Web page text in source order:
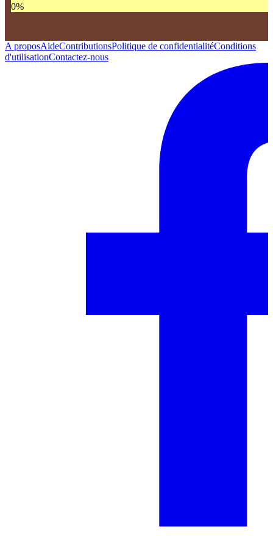
0%
A proposAideContributionsPolitique de confidentialitéConditions
d'utilisationContactez-nous